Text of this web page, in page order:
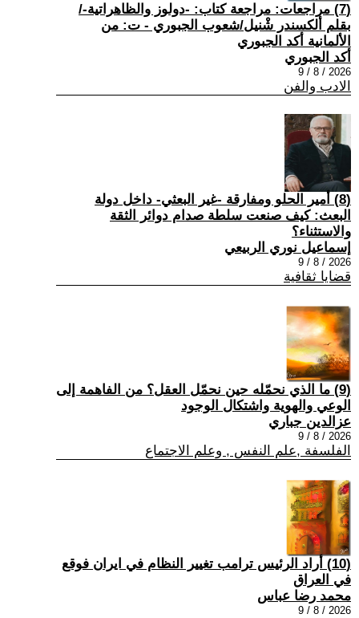
(7) مراجعات: مراجعة كتاب: -دولوز والظاهراتية-/
بقلم ألكسندر شْنيل/شعوب الجبوري - ت: من
الألمانية أكد الجبوري
أكد الجبوري
2026 / 8 / 9
الادب والفن
(8) أمير الحلو ومفارقة -غير البعثي- داخل دولة
البعث: كيف صنعت سلطة صدام دوائر الثقة
والاستثناء؟
إسماعيل نوري الربيعي
2026 / 8 / 9
قضايا ثقافية
(9) ما الذي نحمّله حين نحمّل العقل؟ من الفاهمة إلى
الوعي والهوية واشتكال الوجود
عزالدين جباري
2026 / 8 / 9
الفلسفة ,علم النفس , وعلم الاجتماع
(10) أراد الرئيس ترامب تغيير النظام في ايران فوقع
في العراق
محمد رضا عباس
2026 / 8 / 9